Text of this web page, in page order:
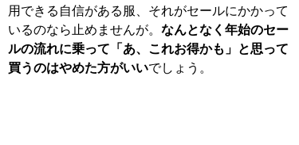
用できる自信がある服、それがセールにかかって
いるのなら止めませんが。 なんとなく年始のセー
ルの流れに乗って「あ、これお得かも」と思って
買うのはやめた方がいいでしょう。